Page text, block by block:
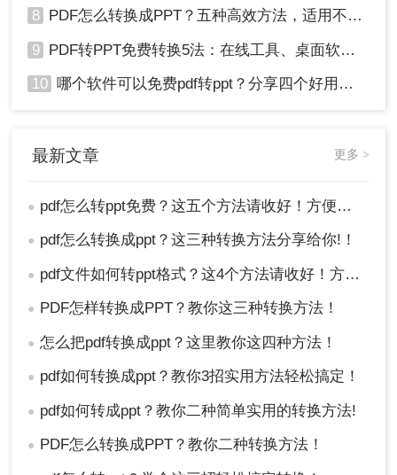
8 PDF怎么转换成PPT？五种高效方法，适用不同场景全解析！
9 PDF转PPT免费转换5法：在线工具、桌面软件和PPT插件的优劣！
10 哪个软件可以免费pdf转ppt？分享四个好用的转换工具！
最新文章 更多 >
● pdf怎么转ppt免费？这五个方法请收好！方便又好用！
● pdf怎么转换成ppt？这三种转换方法分享给你!！
● pdf文件如何转ppt格式？这4个方法请收好！方便又好用！
● PDF怎样转换成PPT？教你这三种转换方法！
● 怎么把pdf转换成ppt？这里教你这四种方法！
● pdf如何转换成ppt？教你3招实用方法轻松搞定！
● pdf如何转成ppt？教你二种简单实用的转换方法!
● PDF怎么转换成PPT？教你二种转换方法！